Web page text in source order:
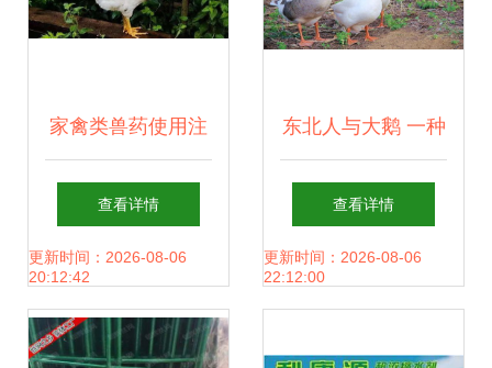
家禽类兽药使用注
意事项
查看详情
更新时间：2026-08-06
20:12:42
东北人与大鹅 一种
独特的家禽钟爱
查看详情
更新时间：2026-08-06
22:12:00